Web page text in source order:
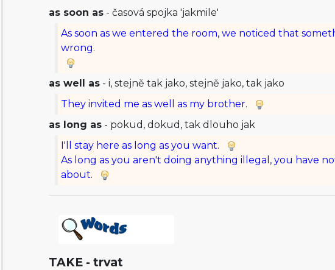
as soon as- časová spojka 'jakmile'
As soon as we entered the room, we noticed that
wrong.
as well as- i, stejně tak jako, stejně jako, tak jako
They invited me as well as my brother.
as long as- pokud, dokud, tak dlouho jak
I'll stay here as long as you want.
As long as you aren't doing anything illegal, you have
about.
TAKE - trvat